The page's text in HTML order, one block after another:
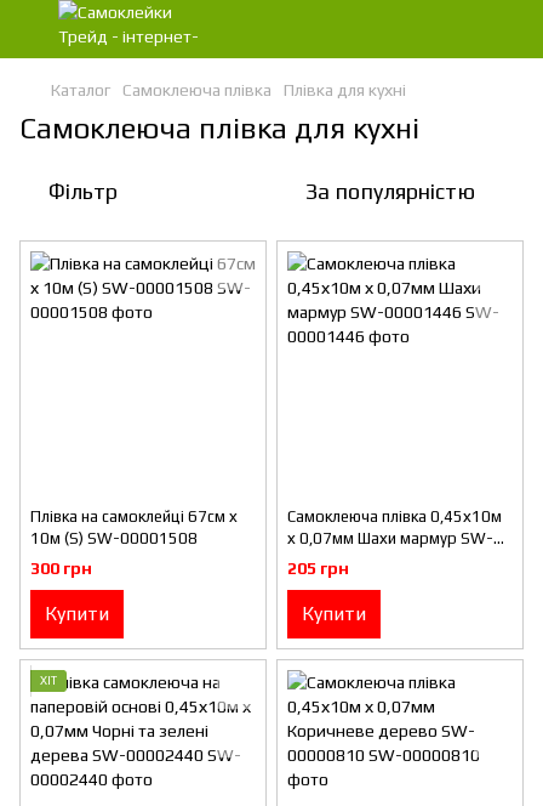
Каталог Самоклеюча плівка Плівка для кухні
Самоклеюча плівка для кухні
Фільтр За популярністю
Плівка на самоклейці 67см х
10м (S) SW-00001508
300 грн
Купити
Самоклеюча плівка 0,45х10м
х 0,07мм Шахи мармур SW-
00001446
205 грн
Купити
ХІТ